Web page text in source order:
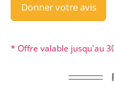
Donner votre avis
* Offre valable jusqu'au